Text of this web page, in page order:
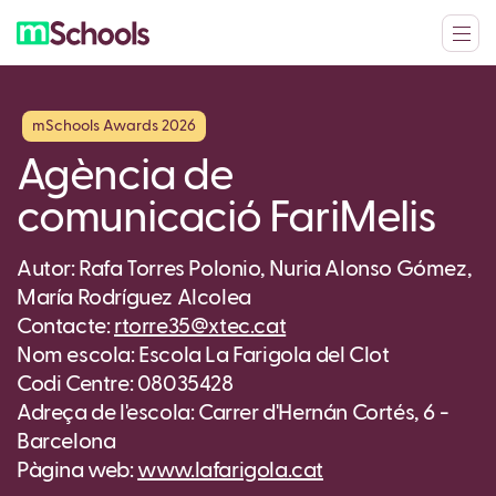
mSchools Awards 2026
Agència de
comunicació FariMelis
Autor: Rafa Torres Polonio, Nuria Alonso Gómez,
María Rodríguez Alcolea
Contacte: rtorre35@xtec.cat
Nom escola: Escola La Farigola del Clot
Codi Centre: 08035428
Adreça de l'escola: Carrer d'Hernán Cortés, 6 -
Barcelona
Pàgina web: www.lafarigola.cat